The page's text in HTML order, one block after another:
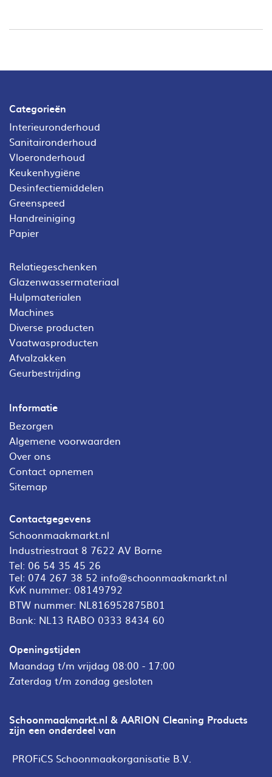
Categorieën
Interieuronderhoud
Sanitaironderhoud
Vloeronderhoud
Keukenhygiëne
Desinfectiemiddelen
Greenspeed
Handreiniging
Papier
Relatiegeschenken
Glazenwassermateriaal
Hulpmaterialen
Machines
Diverse producten
Vaatwasproducten
Afvalzakken
Geurbestrijding
Informatie
Bezorgen
Algemene voorwaarden
Over ons
Contact opnemen
Sitemap
Contactgegevens
Schoonmaakmarkt.nl
Industriestraat 8 7622 AV Borne
Tel: 06 54 35 45 26
Tel: 074 267 38 52 info@schoonmaakmarkt.nl
KvK nummer: 08149792
BTW nummer: NL816952875B01
Bank: NL13 RABO 0333 8434 60
Openingstijden
Maandag t/m vrijdag 08:00 - 17:00
Zaterdag t/m zondag gesloten
Schoonmaakmarkt.nl & AARION Cleaning Products
zijn een onderdeel van
PROFiCS Schoonmaakorganisatie B.V.